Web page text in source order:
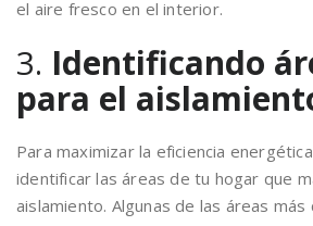
el aire fresco en el interior.
3. Identificando
para el
Para maximizar la eficiencia
identificar las áreas de tu hogar que
aislamiento. Algunas de las áreas más